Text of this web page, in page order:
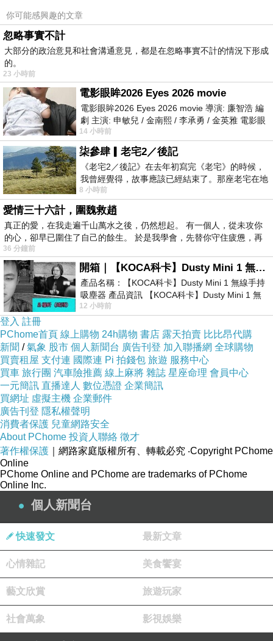
你可能感興趣的文章
忽略事實不計
大部分的政治意見和社會溝通意見，都是在忽略事實不計的情況下形成
的。
23 小時前
電影眼眸2026 Eyes 2026 movie
電影眼眸2026 Eyes 2026 movie 導演: 廉智浩 編
劇 主演: 申敏兒 / 金南熙 / 李承勇 / 金英雅 電影眼
眸2026描述攝影師徐珍因遺
14 小時前
柒參肆▎老宅2／後記
《老宅2／後記》在去年初寫完《老宅》的時候，
我曾經覺得，故事應該已經結束了。那座老宅在地
震中倒塌，七個人終於離開那片黑暗，
8 小時前
愛情三十六計，圍魏救趙
真正的愛，在我走遍千山萬水之後，仍然想起。 有一個人，從未攻你
的心，卻早已圍住了自己的餘生。 於是我學會，先替你守住疲憊，再
36 分鐘前
開箱｜【KOCA科卡】Dusty Mini 1 無線手持吸塵器
產品名稱：【KOCA科卡】Dusty Mini 1 無線手持
吸塵器 產品資訊 【KOCA科卡】Dusty Mini 1 無
線手持吸塵器評語： 能吸、能吹兼具兩
12 小時前
登入 註冊
PChome首頁 線上購物 24h購物 書店 露天拍賣 比比昂代購
新聞 /氣象 股市 個人新聞台 廣告刊登 加入聯播網 全球購物
買賣租屋 支付連 國際連 Pi 拍錢包 旅遊 服務中心
買車 旅行團 汽車險推薦 線上麻將 雜誌 星座命理 會員中心
一元簡訊 直播達人 數位憑證 企業簡訊
買網址 虛擬主機 企業郵件
廣告刊登 隱私權聲明
消費者保護 兒童網路安全
About PChome 投資人聯絡 徵才
著作權保護 ｜網路家庭版權所有、轉載必究 ‧Copyright PChome
Online
PChome Online and PChome are trademarks of PChome
Online Inc.
個人新聞台
快速發文 最新文章
心情雜記 美食饗宴
藝文欣賞 旅遊玩家
社會萬象 影視娛樂